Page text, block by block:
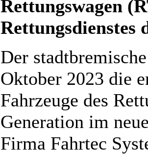
Rettungswagen
Rettungsdienstes
Der
Oktober 2023 die
Fahrzeuge des
Generation im
Firma Fahrtec